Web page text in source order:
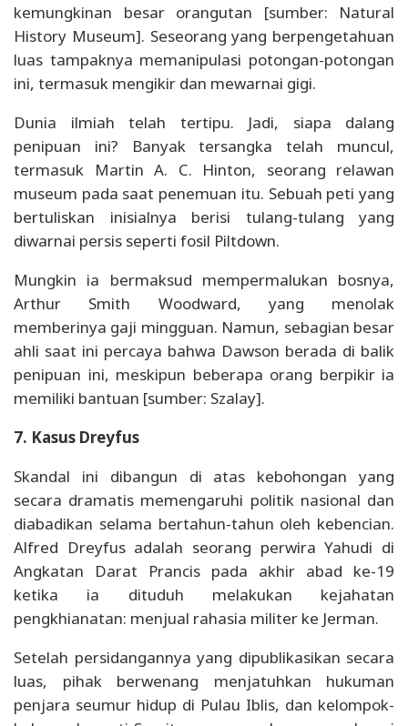
kemungkinan besar orangutan [sumber: Natural
History Museum]. Seseorang yang berpengetahuan
luas tampaknya memanipulasi potongan-potongan
ini, termasuk mengikir dan mewarnai gigi.
Dunia ilmiah telah tertipu. Jadi, siapa dalang
penipuan ini? Banyak tersangka telah muncul,
termasuk Martin A. C. Hinton, seorang relawan
museum pada saat penemuan itu. Sebuah peti yang
bertuliskan inisialnya berisi tulang-tulang yang
diwarnai persis seperti fosil Piltdown.
Mungkin ia bermaksud mempermalukan bosnya,
Arthur Smith Woodward, yang menolak
memberinya gaji mingguan. Namun, sebagian besar
ahli saat ini percaya bahwa Dawson berada di balik
penipuan ini, meskipun beberapa orang berpikir ia
memiliki bantuan [sumber: Szalay].
7. Kasus Dreyfus
Skandal ini dibangun di atas kebohongan yang
secara dramatis memengaruhi politik nasional dan
diabadikan selama bertahun-tahun oleh kebencian.
Alfred Dreyfus adalah seorang perwira Yahudi di
Angkatan Darat Prancis pada akhir abad ke-19
ketika ia dituduh melakukan kejahatan
pengkhianatan: menjual rahasia militer ke Jerman.
Setelah persidangannya yang dipublikasikan secara
luas, pihak berwenang menjatuhkan hukuman
penjara seumur hidup di Pulau Iblis, dan kelompok-